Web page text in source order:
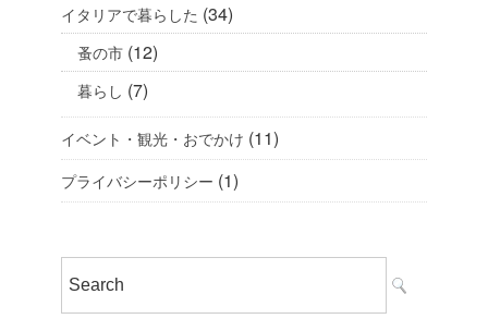
イタリアで暮らした (34)
蚤の市 (12)
暮らし (7)
イベント・観光・おでかけ (11)
プライバシーポリシー (1)